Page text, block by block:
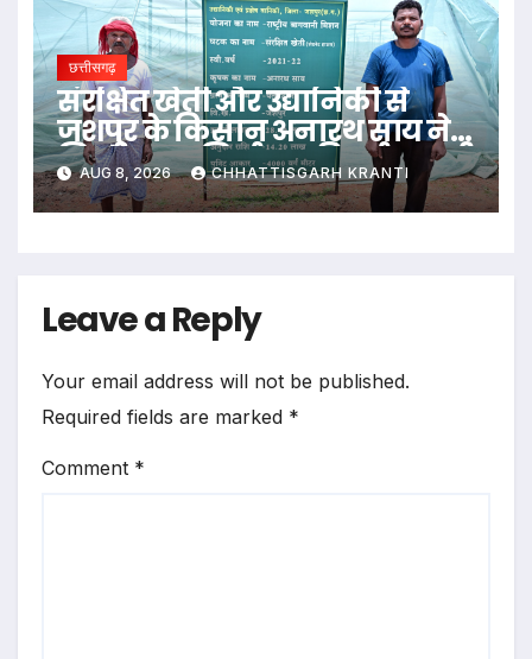
छत्तीसगढ़
संरक्षित खेती और उद्यानिकी से
जशपुर के किसान अनारथ साय ने
लिखी आत्मनिर्भरता की नई कहानी
AUG 8, 2026 CHHATTISGARH KRANTI
Leave a Reply
Your email address will not be published.
Required fields are marked *
Comment *